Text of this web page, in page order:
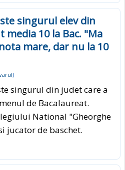
singurul elev din
10 la Bac. "Ma
mare, dar nu la 10
)
singurul din judet care a
de Bacalaureat.
National "Gheorghe
jucator de baschet.